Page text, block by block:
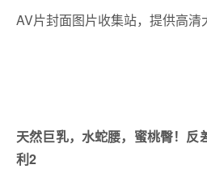
AV片封面图片收集站，提供高清
天然巨乳，水蛇腰，蜜桃臀！
利2